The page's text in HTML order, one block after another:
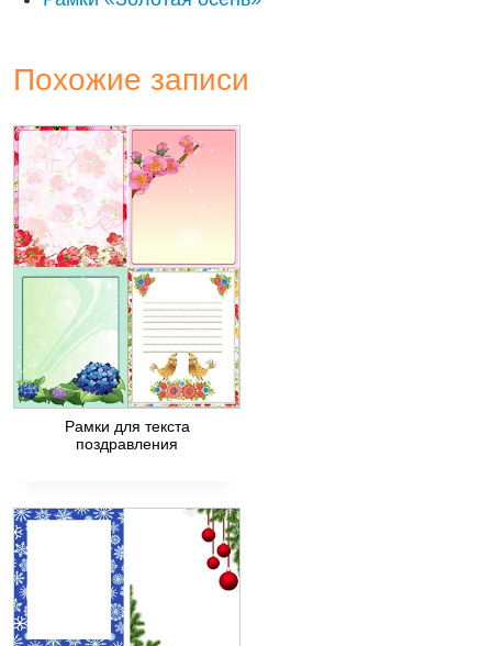
Похожие записи
Рамки для текста
поздравления